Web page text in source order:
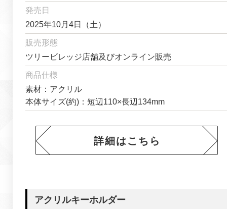
発売日
2025年10月4日（土）
販売形態
ツリービレッジ店舗及びオンライン販売
商品仕様
素材：アクリル
本体サイズ(約)：短辺110×長辺134mm
詳細はこちら
アクリルキーホルダー